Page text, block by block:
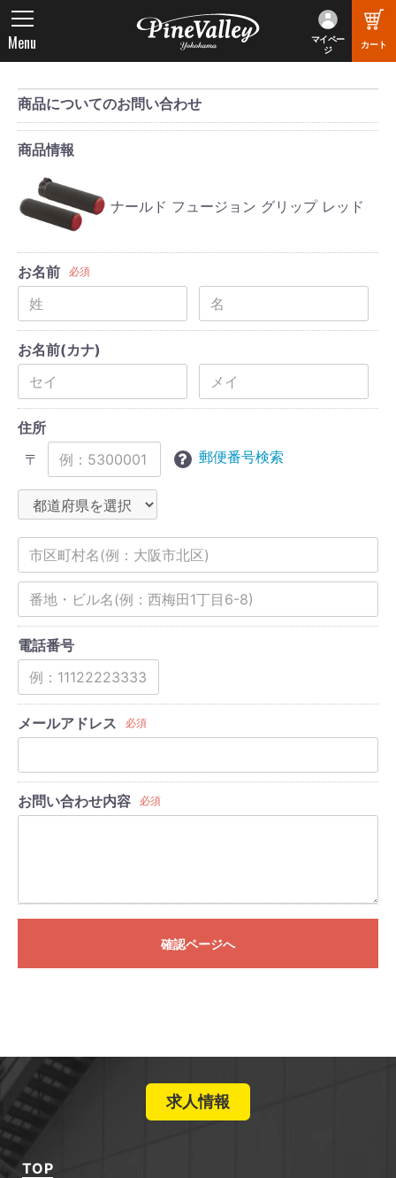
マイペー
ジ
カート
Menu
商品についてのお問い合わせ
商品情報
ナールド フュージョン グリップ レッド
お名前 必須
お名前(カナ)
住所
〒
郵便番号検索
電話番号
メールアドレス 必須
お問い合わせ内容 必須
確認ページへ
求人情報
TOP